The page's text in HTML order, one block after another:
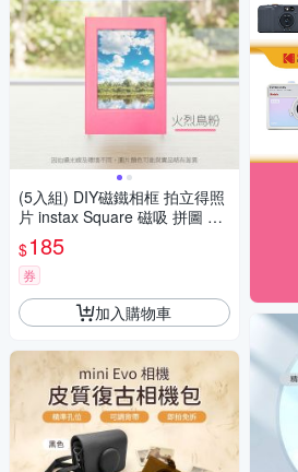
(5入組) DIY磁鐵相框 拍立得照
片 instax Square 磁吸 拼圖 筆
筒 造型相框 冰箱貼 evo
$185
券
加入購物車